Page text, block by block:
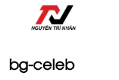
bg-celeb